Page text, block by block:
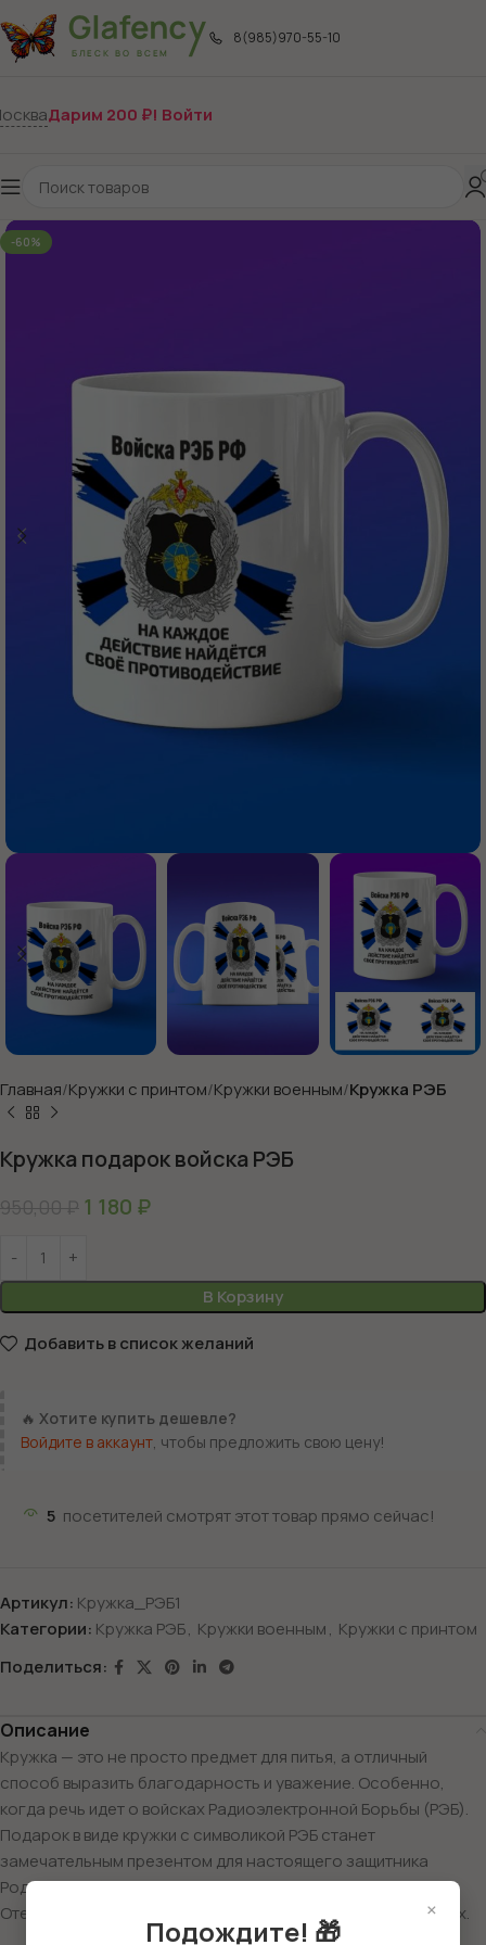
8(985)970-55-10
Дарим 200 ₽! Войти
-60%
Главная Кружки с принтом Кружки военным Кружка РЭБ
Кружка подарок войска РЭБ
950,00₽ 1 180 ₽
В Корзину
Добавить в список желаний
🔥 Хотите купить дешевле?
Войдите в аккаунт , чтобы предложить свою цену!
5 посетителей смотрят этот товар прямо сейчас!
Артикул: Кружка_РЭБ1
Категории: Кружка РЭБ, Кружки военным, Кружки с принтом
Поделиться:
Описание
Кружка — это не просто предмет для питья, а отличный
способ выразить благодарность и уважение. Особенно,
когда речь идет о войсках Радиоэлектронной Борьбы (РЭБ).
Подарок в виде кружки с символикой РЭБ станет
замечательным презентом для настоящего защитника
Родины. Приближается 23 февраля — День защитника
Отечества, и это отличный повод порадовать своих близких.
×
Подождите! 🎁